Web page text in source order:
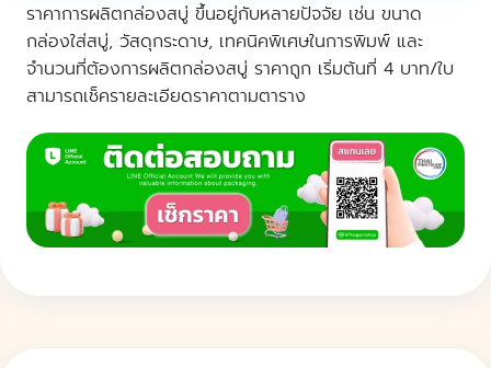
ราคาการผลิตกล่องสบู่ ขึ้นอยู่กับหลายปัจจัย เช่น ขนาด
กล่องใส่สบู่, วัสดุกระดาษ, เทคนิคพิเศษในการพิมพ์ และ
จำนวนที่ต้องการผลิตกล่องสบู่ ราคาถูก เริ่มต้นที่ 4 บาท/ใบ
สามารถเช็ครายละเอียดราคาตามตาราง